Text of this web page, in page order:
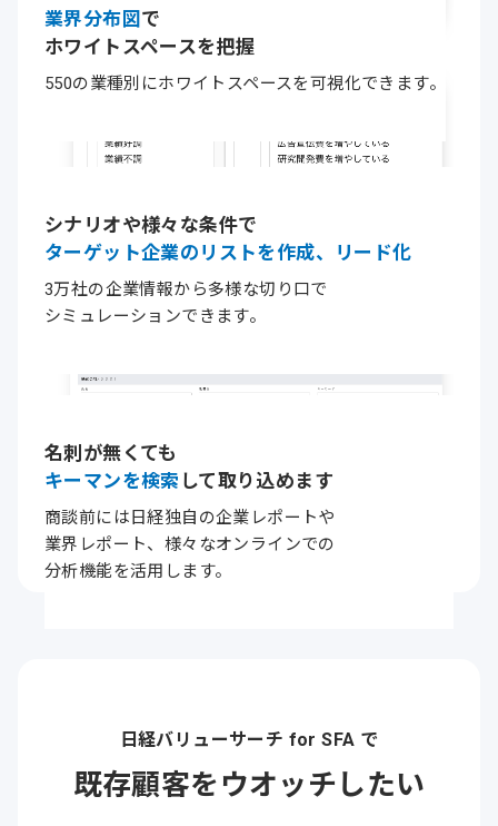
業界分布図 で
ホワイトスペースを把握
550の業種別にホワイトスペースを可視化できます。
シナリオや様々な条件で
ターゲット企業の リストを作成、リード化
3万社の企業情報から多様な切り口で
シミュレーションできます。
名刺が無くても
キーマンを検索 して取り込めます
商談前には日経独自の企業レポートや
業界レポート、 様々なオンラインでの
分析機能を活用します。
日経バリューサーチ for SFA で
既存顧客を ウオッチしたい